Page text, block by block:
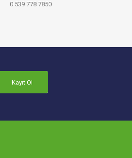
0 539 778 7850
Kayıt Ol